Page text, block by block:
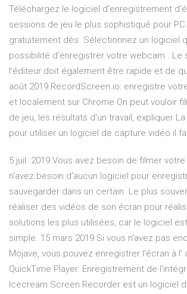
Téléchargez le logiciel d'enregistrement
sessions de jeu le plus sophistiqué pour
gratuitement dès Sélectionnez un logiciel
possibilité d'enregistrer votre webcam . Le
l'éditeur doit également être rapide et de
août 2019 RecordScreen.io: enregistre
et localement sur Chrome On peut vouloir
de jeu, les résultats d'un travail, expliquer
pour utiliser un logiciel de capture vidéo il
5 juil. 2019 Vous avez besoin de filmer
n'avez besoin d'aucun logiciel pour
sauvegarder dans un certain Le plus
réaliser des vidéos de son écran pour
solutions les plus utilisées, car le logiciel
simple. 15 mars 2019 Si vous n'avez pas
Mojave, vous pouvez enregistrer l'écran à l'
QuickTime Player. Enregistrement de
Icecream Screen Recorder est un logiciel